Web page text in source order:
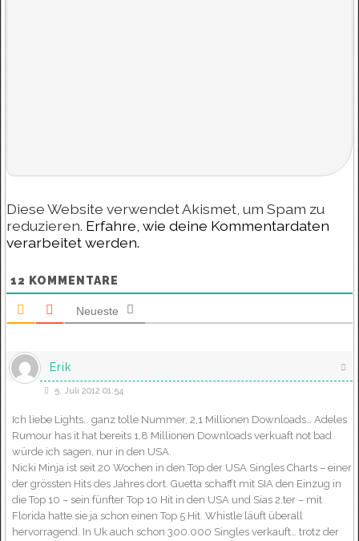
Diese Website verwendet Akismet, um Spam zu
reduzieren. Erfahre, wie deine Kommentardaten
verarbeitet werden.
12 KOMMENTARE
Neueste
Erik
5. Juli 2012 01:54
Ich liebe Lights… ganz tolle Nummer, 2,1 Millionen Downloads… Adeles
Rumour has it hat bereits 1,8 Millionen Downloads verkuaft not bad
würde ich sagen, nur in den USA.
Nicki Minja ist seit 20 Wochen in den Top der USA Singles Charts – einer
der grössten Hits des Jahres dort. Guetta schafft mit SIA den Einzug in
die Top 10 – sein fünfter Top 10 Hit in den USA und Sias 2.ter – mit
Florida hatte sie ja schon einen Top 5 Hit. Whistle läuft überall
hervorragend. In Uk auch schon 300.000 Singles verkauft… trotz der